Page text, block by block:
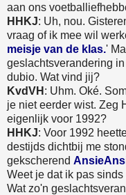
aan ons
HHKJ: Uh, nou.
vraag of ik mee wil
meisje van de klas.'
geslachtsverandering
dubio. Wat vind jij?
KvdVH : Uhm. Oké.
je niet eerder wist. Zeg
eigenlijk voor 1992?
HHKJ: Voor 1992
destijds dichtbij me
gekscherend
Weet je dat ik pas
Wat zo'n